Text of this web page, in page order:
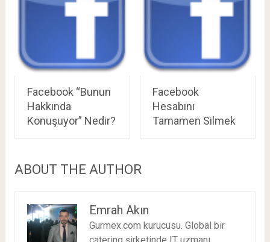
Facebook “Bunun
Hakkında
Konuşuyor” Nedir?
Facebook
Hesabını
Tamamen Silmek
ABOUT THE AUTHOR
Emrah Akın
Gurmex.com kurucusu. Global bir
catering şirketinde IT uzmanı.